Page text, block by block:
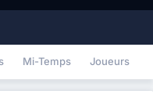
Mi-Temps Joueurs